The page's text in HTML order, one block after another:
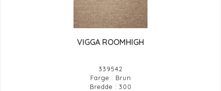
VIGGA ROOMHIGH
339542
Farge : Brun
Bredde : 300